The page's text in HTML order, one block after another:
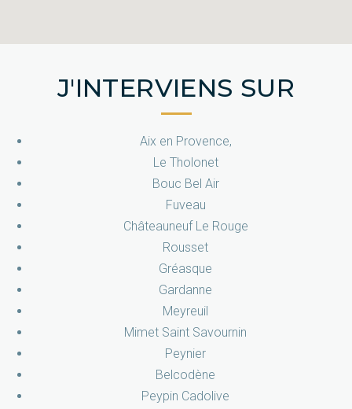
J'INTERVIENS SUR
Aix en Provence,
Le Tholonet
Bouc Bel Air
Fuveau
Châteauneuf Le Rouge
Rousset
Gréasque
Gardanne
Meyreuil
Mimet Saint Savournin
Peynier
Belcodène
Peypin Cadolive